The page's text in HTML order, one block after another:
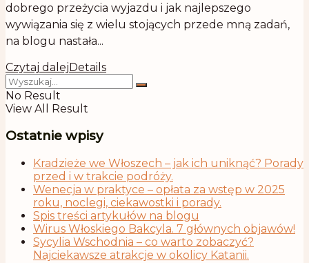
dobrego przeżycia wyjazdu i jak najlepszego
wywiązania się z wielu stojących przede mną zadań,
na blogu nastała...
Czytaj dalejDetails
No Result
View All Result
Ostatnie wpisy
Kradzieże we Włoszech – jak ich uniknąć? Porady
przed i w trakcie podróży.
Wenecja w praktyce – opłata za wstęp w 2025
roku, noclegi, ciekawostki i porady.
Spis treści artykułów na blogu
Wirus Włoskiego Bakcyla. 7 głównych objawów!
Sycylia Wschodnia – co warto zobaczyć?
Najciekawsze atrakcje w okolicy Katanii.